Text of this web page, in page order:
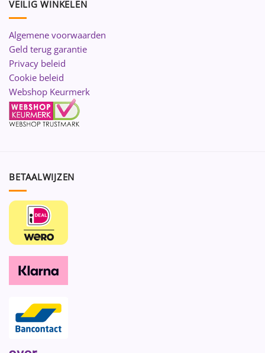
VEILIG WINKELEN
Algemene voorwaarden
Geld terug garantie
Privacy beleid
Cookie beleid
Webshop Keurmerk
BETAALWIJZEN